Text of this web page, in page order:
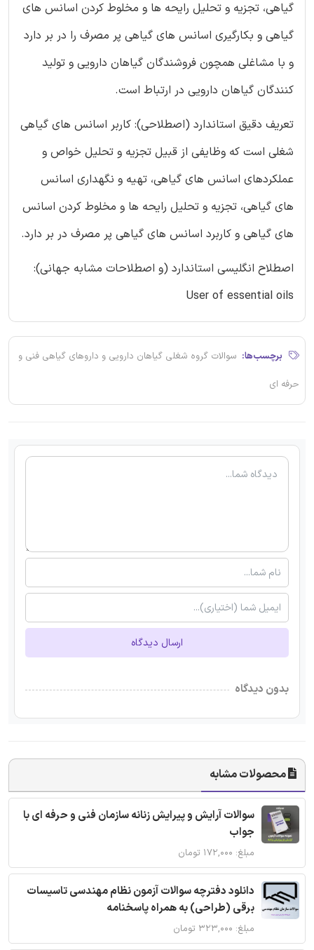
گیاهی، تجزیه و تحلیل رایحه ها و مخلوط کردن اسانس های
گیاهی و بکارگیری اسانس های گیاهی پر مصرف را در بر دارد
و با مشاغلی همچون فروشندگان گیاهان دارویی و تولید
کنندگان گیاهان دارویی در ارتباط است.
تعریف دقیق استاندارد (اصطلاحی): کاربر اسانس های گیاهی
شغلی است که وظایفی از قبیل تجزیه و تحلیل خواص و
عملكردهای اسانس های گیاهی، تهیه و نگهداری اسانس
های گیاهی، تجزیه و تحلیل رایحه ها و مخلوط کردن اسانس
های گیاهی و کاربرد اسانس های گیاهی پر مصرف در بر دارد.
اصطلاح انگلیسی استاندارد (و اصطلاحات مشابه جهانی):
User of essential oils
برچسب‌ها: سوالات گروه شغلی گیاهان دارویی و داروهای گیاهی فنی و
حرفه ای
ارسال دیدگاه
بدون دیدگاه
محصولات مشابه
سوالات آرایش و پیرایش زنانه سازمان فنی و حرفه ای با
جواب
مبلغ: ۱۷۲,۰۰۰ تومان
دانلود دفترچه سوالات آزمون نظام مهندسی تاسیسات
برقی (طراحی) به همراه پاسخنامه
مبلغ: ۳۲۳,۰۰۰ تومان